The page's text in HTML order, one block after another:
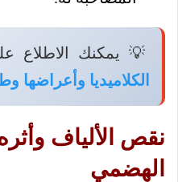
💡 يمكنك الاطلاع
الكلاميديا وأعراضها
نقص الألياف
الهضمي